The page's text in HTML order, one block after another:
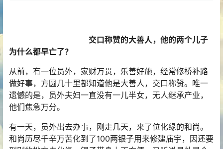
交口称赞的大善人，他的两个儿子
为什么都早亡了？
从前，有一位员外，家财万贯，乐善好施，经常修桥补路
做好事，方圆几十里都知道他是大善人，交口称赞。唯一
遗憾的是，员外夫妇一直没有一儿半女，无人继承产业，
他们焦急万分。
有一天，员外出去办事，刚走几天，来了位化缘的和尚。
和尚历尽千辛万苦化到了100两银子用来修建庙宇，因还要